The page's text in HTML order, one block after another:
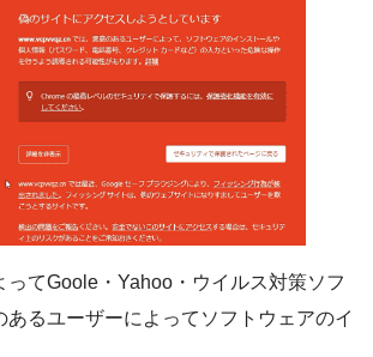
ってGoole・Yahoo・ウイルス対策ソフ
あるユーザーによってソフトウェアのイ